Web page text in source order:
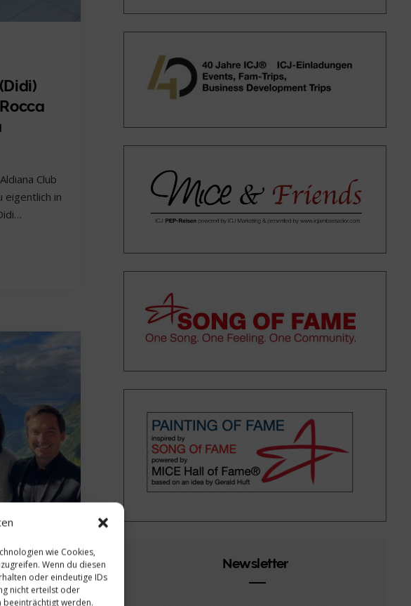
wie Cookies,
Wenn du diesen
oder eindeutige IDs
nicht erteilst oder
beeinträchtigt werden.
Club
eigentlich in
Newsletter